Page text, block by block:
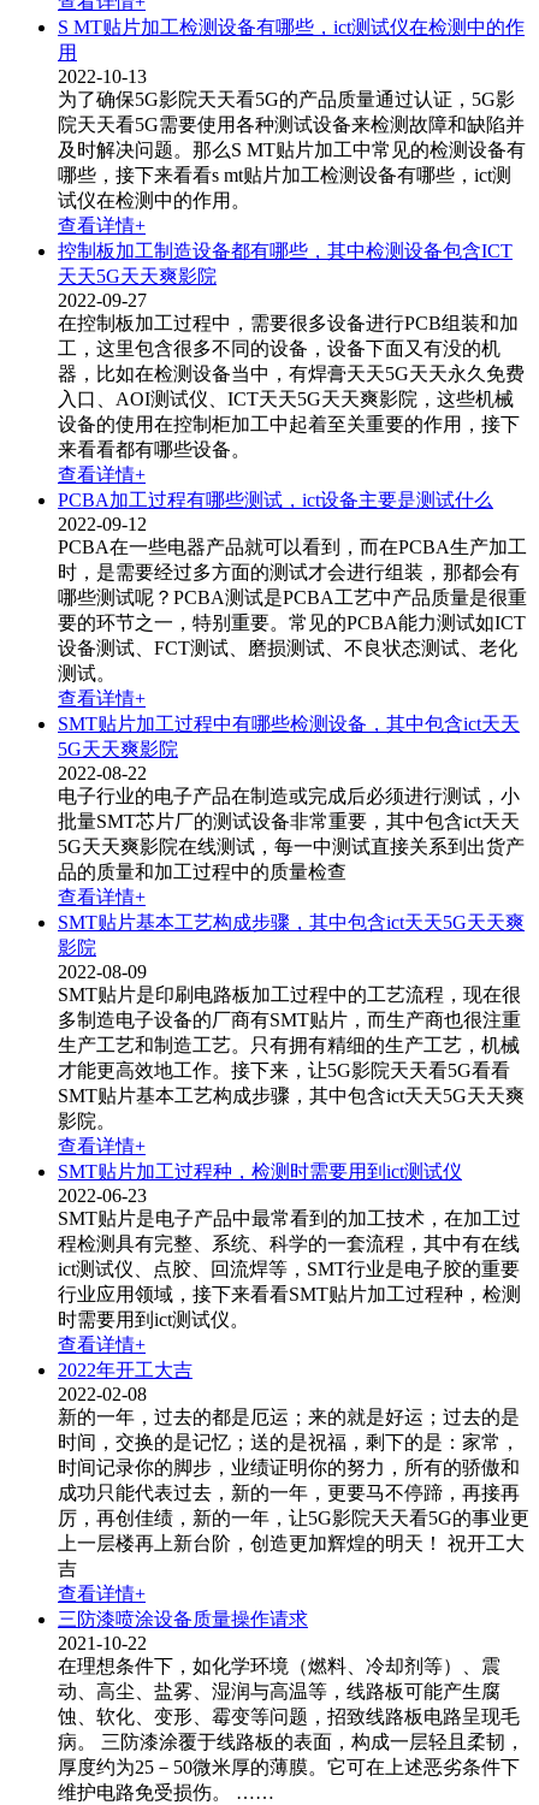
S MT贴片加工检测设备有哪些，ict测试仪在检测中的作
用
2022-10-13
为了确保5G影院天天看5G的产品质量通过认证，5G影
院天天看5G需要使用各种测试设备来检测故障和缺陷并
及时解决问题。那么S MT贴片加工中常见的检测设备有
哪些，接下来看看s mt贴片加工检测设备有哪些，ict测
试仪​在检测中的作用。
查看详情+
控制板加工制造设备都有哪些，其中检测设备包含ICT
天天5G天天爽影院
2022-09-27
在控制板加工过程中，需要很多设备进行PCB组装和加
工，这里包含很多不同的设备，设备下面又有没的机
器，比如在检测设备当中，有焊膏天天5G天天永久免费
入口、AOI测试仪、ICT天天5G天天爽影院​，这些机械
设备的使用在控制柜加工中起着至关重要的作用，接下
来看看都有哪些设备。
查看详情+
PCBA加工过程有哪些测试，ict设备主要是测试什么
2022-09-12
PCBA在一些电器产品就可以看到，而在PCBA生产加工
时，是需要经过多方面的测试才会进行组装，那都会有
哪些测试呢？PCBA测试是PCBA工艺中产品质量是很重
要的环节之一，特别重要。常见的PCBA能力测试如ICT
设备​测试、FCT测试、磨损测试、不良状态测试、老化
测试。
查看详情+
SMT贴片加工过程中有哪些检测设备，其中包含ict天天
5G天天爽影院
2022-08-22
电子行业的电子产品在制造或完成后必须进行测试，小
批量SMT芯片厂的测试设备非常重要，其中包含ict天天
5G天天爽影院​在线测试，每一中测试直接关系到出货产
品的质量和加工过程中的质量检查
查看详情+
SMT贴片基本工艺构成步骤，其中包含ict天天5G天天爽
影院
2022-08-09
SMT贴片是印刷电路板加工过程中的工艺流程，现在很
多制造电子设备的厂商有SMT贴片，而生产商也很注重
生产工艺和制造工艺。只有拥有精细的生产工艺，机械
才能更高效地工作。接下来，让5G影院天天看5G看看
SMT贴片基本工艺构成步骤，其中包含ict天天5G天天爽
影院​。
查看详情+
SMT贴片加工过程种，检测时需要用到ict测试仪
2022-06-23
SMT贴片是电子产品中最常看到的加工技术，在加工过
程检测具有完整、系统、科学的一套流程，其中有在线
ict测试仪​、点胶、回流焊等，SMT行业是电子胶的重要
行业应用领域，接下来看看SMT贴片加工过程种，检测
时需要用到ict测试仪。
查看详情+
2022年开工大吉
2022-02-08
新的一年，过去的都是厄运；来的就是好运；过去的是
时间，交换的是记忆；送的是祝福，剩下的是：家常，
时间记录你的脚步，业绩证明你的努力，所有的骄傲和
成功只能代表过去，新的一年，更要马不停蹄，再接再
厉，再创佳绩，新的一年，让5G影院天天看5G的事业更
上一层楼再上新台阶，创造更加辉煌的明天！ 祝开工大
吉
查看详情+
三防漆喷涂设备质量操作请求
2021-10-22
在理想条件下，如化学环境（燃料、冷却剂等）、震
动、高尘、盐雾、湿润与高温等，线路板可能产生腐
蚀、软化、变形、霉变等问题，招致线路板电路呈现毛
病。 三防漆涂覆于线路板的表面，构成一层轻且柔韧，
厚度约为25－50微米厚的薄膜。它可在上述恶劣条件下
维护电路免受损伤。 ……